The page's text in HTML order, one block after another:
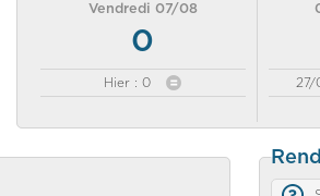
Vendredi 07/08
0
Hier : 0 27/